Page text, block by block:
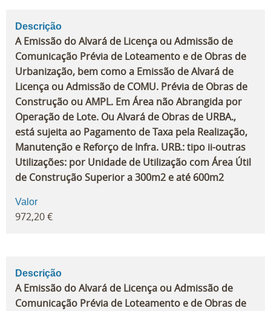
Descrição
A Emissão do Alvará de Licença ou Admissão de
Comunicação Prévia de Loteamento e de Obras de
Urbanização, bem como a Emissão de Alvará de
Licença ou Admissão de COMU. Prévia de Obras de
Construção ou AMPL. Em Área não Abrangida por
Operação de Lote. Ou Alvará de Obras de URBA.,
está sujeita ao Pagamento de Taxa pela Realização,
Manutenção e Reforço de Infra. URB.: tipo ii-outras
Utilizações: por Unidade de Utilização com Área Útil
de Construção Superior a 300m2 e até 600m2
Valor
972,20 €
Descrição
A Emissão do Alvará de Licença ou Admissão de
Comunicação Prévia de Loteamento e de Obras de